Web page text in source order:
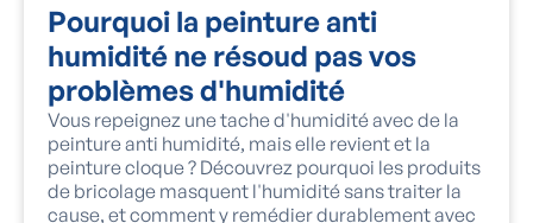
Pourquoi la peinture anti
humidité ne résoud pas vos
problèmes d'humidité
Vous repeignez une tache d'humidité avec de la
peinture anti humidité, mais elle revient et la
peinture cloque ? Découvrez pourquoi les produits
de bricolage masquent l'humidité sans traiter la
cause, et comment y remédier durablement avec